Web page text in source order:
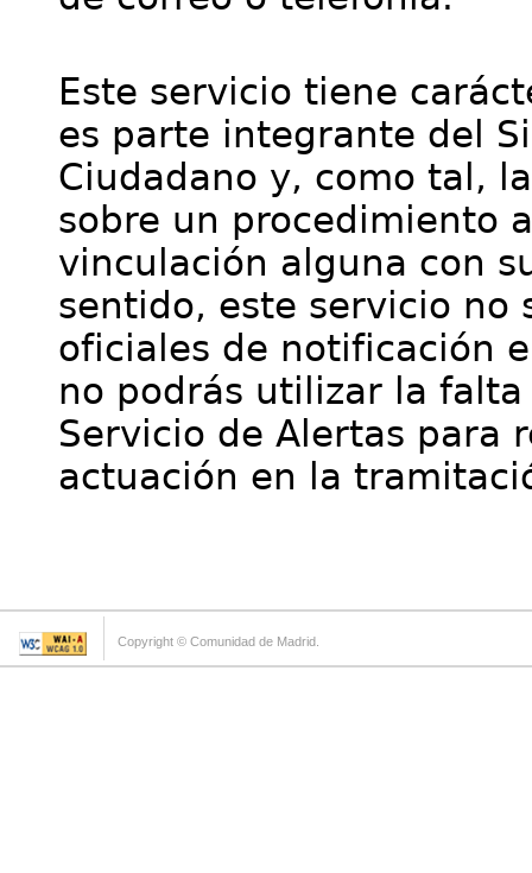
Este servicio tiene
es parte integrante del
Ciudadano y, como tal,
sobre un procedimiento
vinculación alguna con
sentido, este servicio no
oficiales de notificación
no podrás utilizar la
Servicio de Alertas para
actuación en la
Copyright © Comunidad de Madrid.